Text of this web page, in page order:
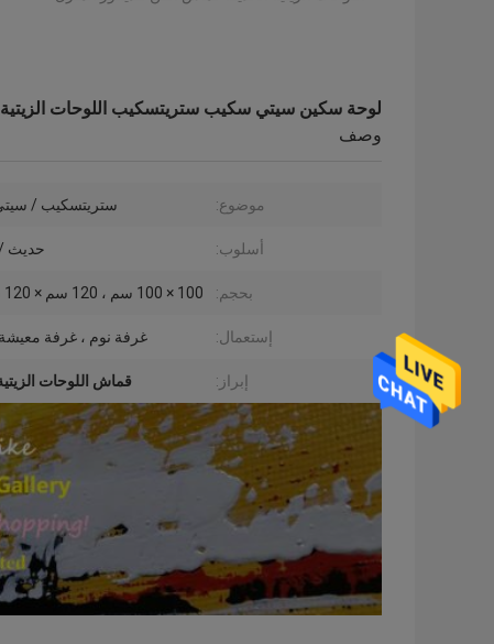
لوحة سكين سيتي سكيب ستريتسكيب اللوحات الزيتية
وصف
موضوع: ستريتسكيب /
أسلوب: حديث
بحجم: 100 × 100 سم ، 120 سم × 120 سم ، إلخ
إستعمال: غرفة نوم ، غرفة
إبراز: قماش اللوحات